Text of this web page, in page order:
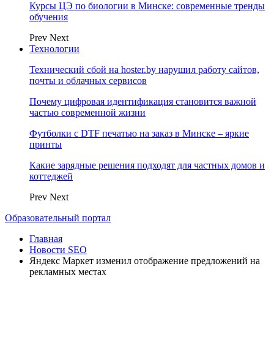
Курсы ЦЭ по биологии в Минске: современные тренды
обучения
Prev Next
Технологии
Технический сбой на hoster.by нарушил работу сайтов,
почты и облачных сервисов
Почему цифровая идентификация становится важной
частью современной жизни
Футболки с DTF печатью на заказ в Минске – яркие
принты
Какие зарядные решения подходят для частных домов и
коттеджей
Prev Next
Образовательный портал
Главная
Новости SEO
Яндекс Маркет изменил отображение предложений на
рекламных местах